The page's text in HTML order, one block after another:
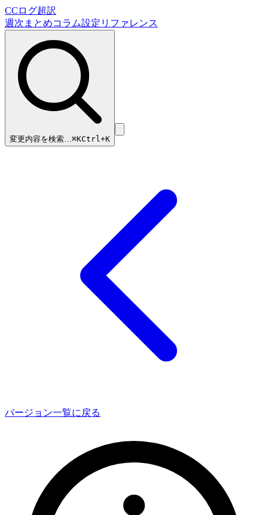
CCログ超訳
週次まとめコラム設定リファレンス
変更内容を検索…⌘KCtrl+K
バージョン一覧に戻る